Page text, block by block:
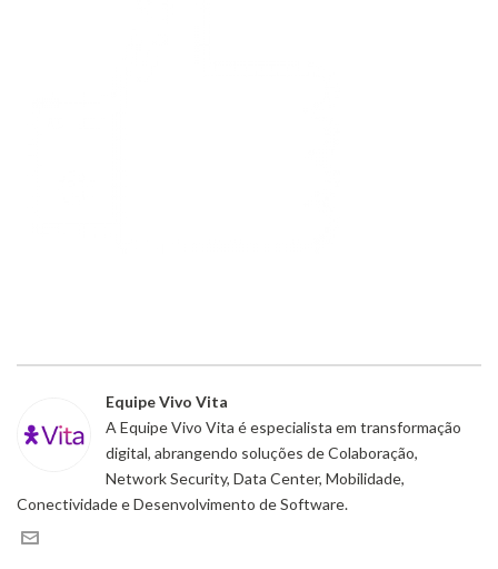
Equipe Vivo Vita
A Equipe Vivo Vita é especialista em transformação
digital, abrangendo soluções de Colaboração,
Network Security, Data Center, Mobilidade,
Conectividade e Desenvolvimento de Software.